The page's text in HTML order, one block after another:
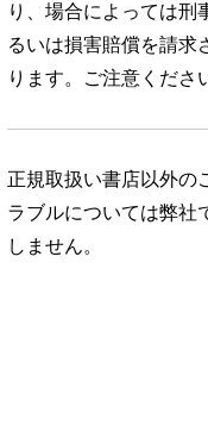
り、場合によっては刑
るいは損害賠償を請求
ります。ご注意くださ
正規取扱い書店以外の
ラブルについては弊社
しません。